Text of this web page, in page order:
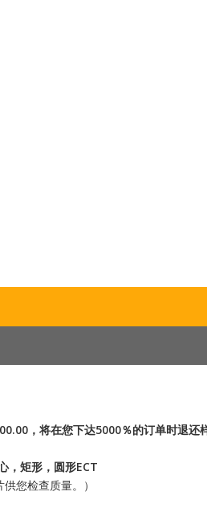
，将在您下达5000％的订单时退还
，矩形，圆形ECT
您检查质量。）